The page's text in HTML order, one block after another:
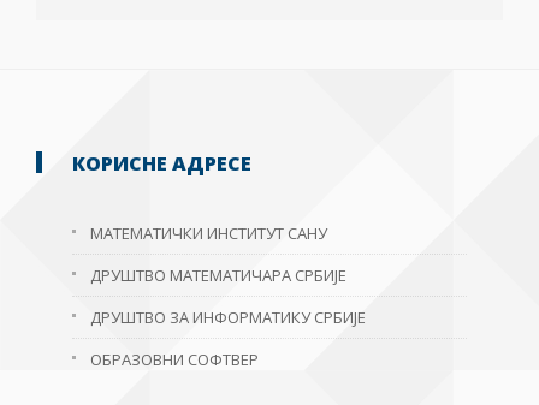
КОРИСНЕ АДРЕСЕ
МАТЕМАТИЧКИ ИНСТИТУТ САНУ
ДРУШТВО МАТЕМАТИЧАРА СРБИЈЕ
ДРУШТВО ЗА ИНФОРМАТИКУ СРБИЈЕ
ОБРАЗОВНИ СОФТВЕР